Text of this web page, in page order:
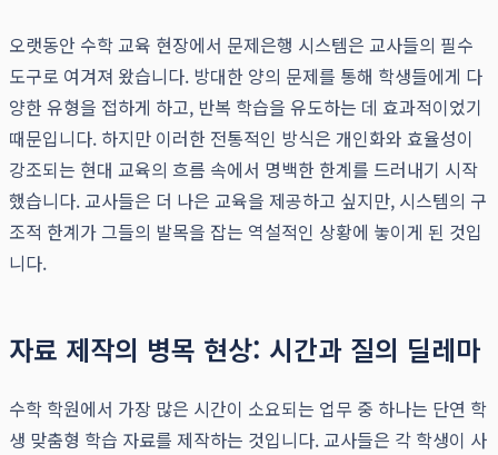
오랫동안 수학 교육 현장에서 문제은행 시스템은 교사들의 필수
도구로 여겨져 왔습니다. 방대한 양의 문제를 통해 학생들에게 다
양한 유형을 접하게 하고, 반복 학습을 유도하는 데 효과적이었기
때문입니다. 하지만 이러한 전통적인 방식은 개인화와 효율성이
강조되는 현대 교육의 흐름 속에서 명백한 한계를 드러내기 시작
했습니다. 교사들은 더 나은 교육을 제공하고 싶지만, 시스템의 구
조적 한계가 그들의 발목을 잡는 역설적인 상황에 놓이게 된 것입
니다.
자료 제작의 병목 현상: 시간과 질의 딜레마
수학 학원에서 가장 많은 시간이 소요되는 업무 중 하나는 단연 학
생 맞춤형 학습 자료를 제작하는 것입니다. 교사들은 각 학생이 사